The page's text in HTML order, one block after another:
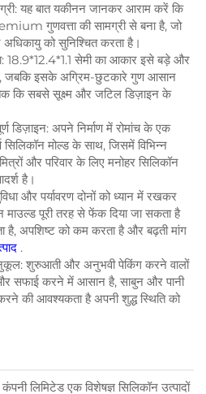
यह बात यकीनन जानकर आराम करें कि
गुणवत्ता की सामग्री से बना है, जो
को सुनिश्चित करता है।
18.9*12.4*1.1 सेमी का आकार इसे बड़े और
जबकि इसके अग्रिम-छुटकारे गुण आसान
​​कि सबसे सूक्ष्म और जटिल डिज़ाइन के
डिज़ाइन: अपने निर्माण में रोमांच के एक
सिलिकॉन मोल्ड के साथ, जिसमें विभिन्न
और परिवार के लिए मनोहर सिलिकॉन
है।
और पर्यावरण दोनों को ध्यान में रखकर
माउल्ड पूरी तरह से फेंक दिया जा सकता है
है, अपशिष्ट को कम करता है और बढ़ती मांग
.
शुरुआती और अनुभवी पेकिंग करने वालों
सफाई करने में आसान है, साबुन और पानी
की आवश्यकता है अपनी शुद्ध स्थिति को
लिमिटेड एक विशेषज्ञ सिलिकॉन उत्पादों